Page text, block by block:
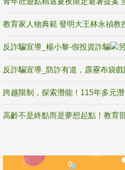
反詐騙宣導_楊小黎-假投資詐騙